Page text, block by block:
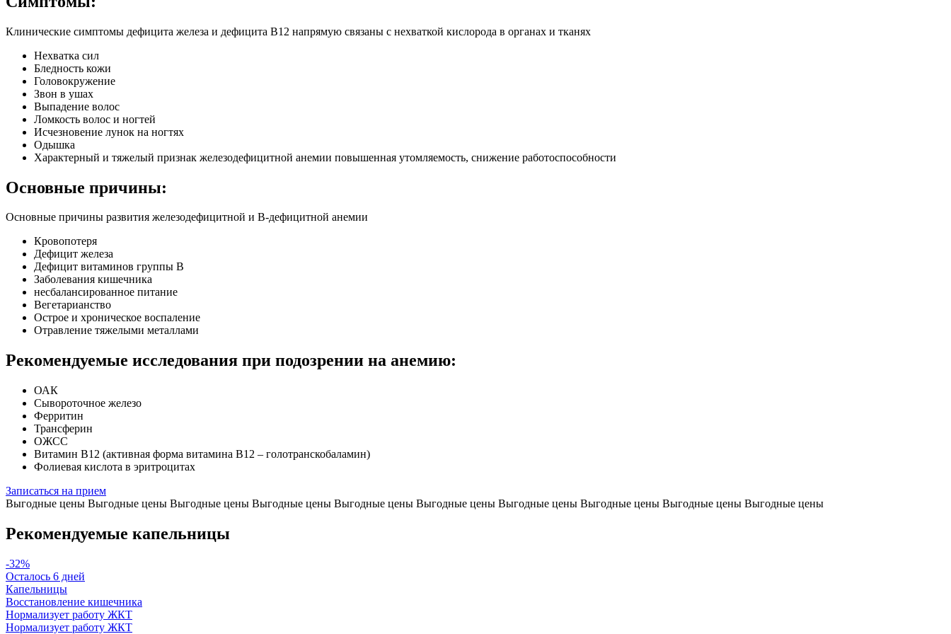
Клинические симптомы дефицита железа и дефицита В12 напрямую связаны с нехваткой кислорода в органах и тканях
Нехватка сил
Бледность кожи
Головокружение
Звон в ушах
Выпадение волос
Ломкость волос и ногтей
Исчезновение лунок на ногтях
Одышка
Характерный и тяжелый признак железодефицитной анемии повышенная утомляемость, снижение работоспособности
Основные причины:
Основные причины развития железодефицитной и В-дефицитной анемии
Кровопотеря
Дефицит железа
Дефицит витаминов группы В
Заболевания кишечника
несбалансированное питание
Вегетарианство
Острое и хроническое воспаление
Отравление тяжелыми металлами
Рекомендуемые исследования при подозрении на анемию:
ОАК
Сывороточное железо
Ферритин
Трансферин
ОЖСС
Витамин В12 (активная форма витамина В12 – голотранскобаламин)
Фолиевая кислота в эритроцитах
Записаться на прием
Выгодные цены Выгодные цены Выгодные цены Выгодные цены Выгодные цены Выгодные цены Выгодные цены Выгодные цены Выгодные цены Выгодные цены
Рекомендуемые капельницы
-32%
Осталось 6 дней
Капельницы
Восстановление кишечника
Нормализует работу ЖКТ
Нормализует работу ЖКТ